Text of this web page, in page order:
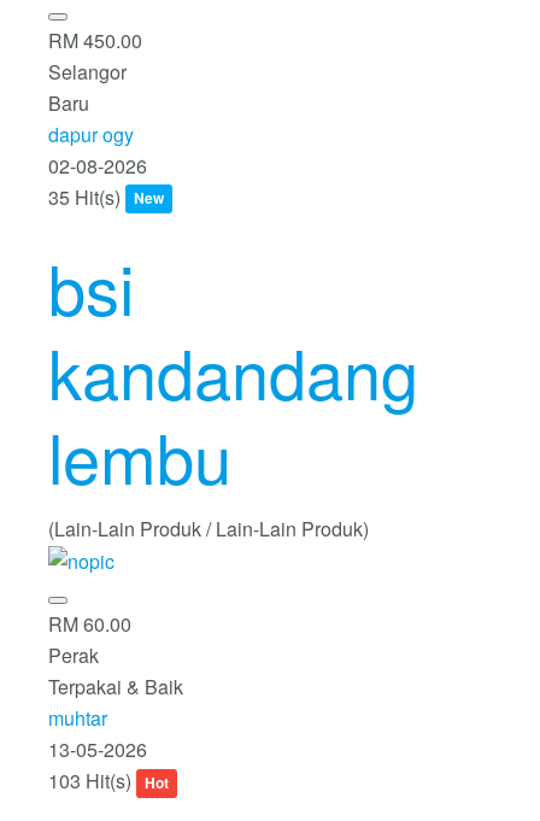
RM 450.00
Selangor
Baru
dapur ogy
02-08-2026
35 Hit(s)
New
bsi
kandandang
lembu
(Lain-Lain Produk / Lain-Lain Produk)
RM 60.00
Perak
Terpakai & Baik
muhtar
13-05-2026
103 Hit(s)
Hot